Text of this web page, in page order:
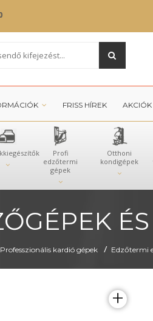
FRISS HÍREK AKCIÓK
Profi
edzőtermi
gépek
Otthoni
kondigépek
Professzionális kardió gépek / Edzőtermi
+